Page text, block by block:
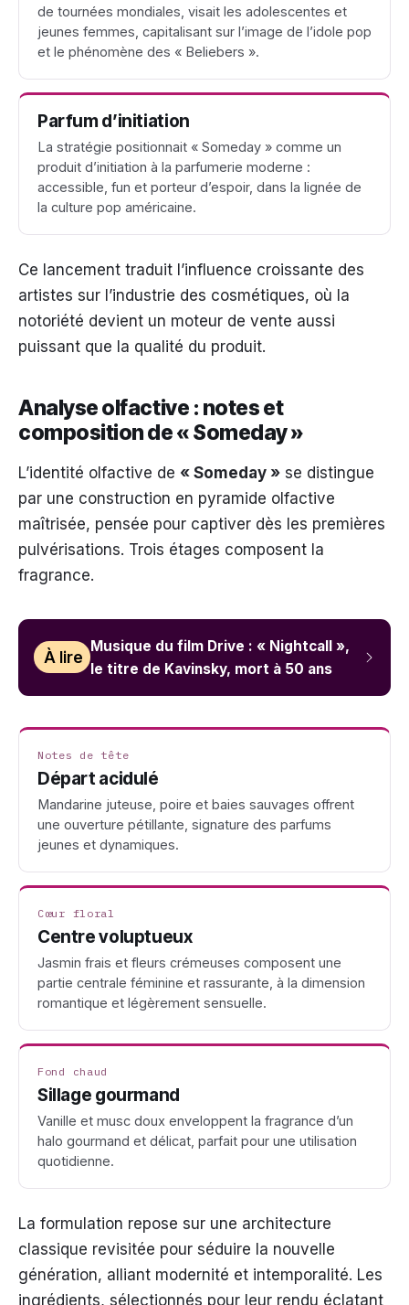
de tournées mondiales, visait les adolescentes et
jeunes femmes, capitalisant sur l’image de l’idole pop
et le phénomène des « Beliebers ».
Parfum d’initiation
La stratégie positionnait « Someday » comme un
produit d’initiation à la parfumerie moderne :
accessible, fun et porteur d’espoir, dans la lignée de
la culture pop américaine.
Ce lancement traduit l’influence croissante des
artistes sur l’industrie des cosmétiques, où la
notoriété devient un moteur de vente aussi
puissant que la qualité du produit.
Analyse olfactive : notes et
composition de « Someday »
L’identité olfactive de « Someday » se distingue
par une construction en pyramide olfactive
maîtrisée, pensée pour captiver dès les premières
pulvérisations. Trois étages composent la
fragrance.
À lire
Musique du film Drive : « Nightcall »,
le titre de Kavinsky, mort à 50 ans
Notes de tête
Départ acidulé
Mandarine juteuse, poire et baies sauvages offrent
une ouverture pétillante, signature des parfums
jeunes et dynamiques.
Cœur floral
Centre voluptueux
Jasmin frais et fleurs crémeuses composent une
partie centrale féminine et rassurante, à la dimension
romantique et légèrement sensuelle.
Fond chaud
Sillage gourmand
Vanille et musc doux enveloppent la fragrance d’un
halo gourmand et délicat, parfait pour une utilisation
quotidienne.
La formulation repose sur une architecture
classique revisitée pour séduire la nouvelle
génération, alliant modernité et intemporalité. Les
ingrédients, sélectionnés pour leur rendu éclatant